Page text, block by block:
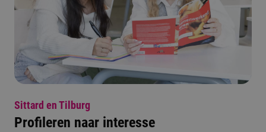
Sittard en Tilburg
Profileren naar interesse